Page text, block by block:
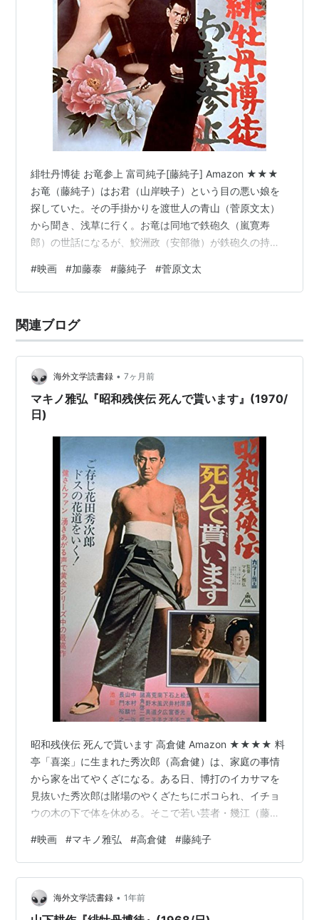
緋牡丹博徒 お竜参上 富司純子[藤純子] Amazon ★★★
お竜（藤純子）はお君（山岸映子）という目の悪い娘を
探していた。その手掛かりを渡世人の青山（菅原文太）
から聞き、浅草に行く。お竜は同地で鉄砲久（嵐寛寿
郎）の世話になるが、鮫洲政（安部徹）が鉄砲久の持つ
君は鉄砲久の養女になり、鮫洲政一家の舎弟・銀次郎
（長谷川明男）と懇意になる。鮫洲政は銀次郎に芝居小
ズ第6弾。 任侠映画を見ていると、親分が頼ってきた人
に気前よく金を渡す場面が繰り返し描かれる。あの金離
#映画 #加藤泰 #藤純子 #菅原文太
関連ブログ
海外文学読書録 • 7ヶ月前
マキノ雅弘『昭和残侠伝 死んで貰います』(1970/
日)
昭和残侠伝 死んで貰います 高倉健 Amazon ★★★★ 料
亭「喜楽」に生まれた秀次郎（高倉健）は、家庭の事情
から家を出てやくざになる。ある日、博打のイカサマを
見抜いた秀次郎は賭場のやくざたちにボコられ、イチョ
ウの木の下で体を休める。そこで若い芸者・幾江（藤純
で働くことになり、兄貴分の板前・風間重吉（池部良）
と肩を並べる。 昭和残侠伝シリーズ第7弾。 任侠映画が
時代劇のフォーマットを転用していることが実感でき
た。そもそも大正末期から昭和初期という舞台設定から
して、その要素が強い。人々は和服を着用し、古い慣習
#映画 #マキノ雅弘 #高倉健 #藤純子
海外文学読書録 • 1年前